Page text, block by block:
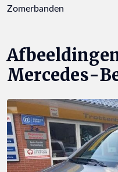
Zomerbanden
Mercedes-